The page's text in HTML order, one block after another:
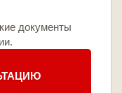
документы